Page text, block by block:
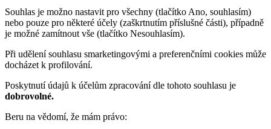
Souhlas je možno nastavit pro všechny (tlačítko Ano, souhlasím)
nebo pouze pro některé účely (zaškrtnutím příslušné části), případně
je možné zamítnout vše (tlačítko Nesouhlasím).
Při udělení souhlasu smarketingovými a preferenčními cookies může
docházet k profilování.
Poskytnutí údajů k účelům zpracování dle tohoto souhlasu je
dobrovolné.
Beru na vědomí, že mám právo: